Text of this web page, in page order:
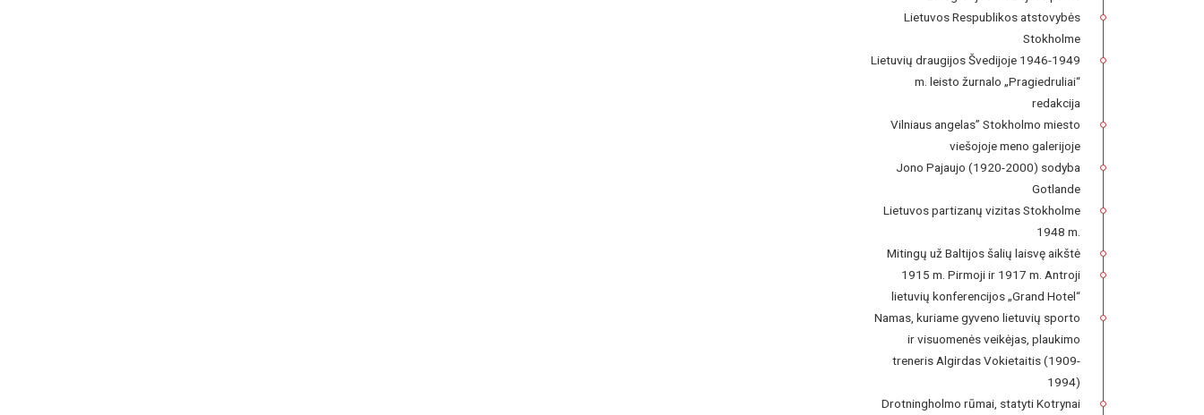
Lietuvos Respublikos atstovybės
Stokholme
Lietuvių draugijos Švedijoje 1946-1949
m. leisto žurnalo „Pragiedruliai“
redakcija
Vilniaus angelas” Stokholmo miesto
viešojoje meno galerijoje
Jono Pajaujo (1920-2000) sodyba
Gotlande
Lietuvos partizanų vizitas Stokholme
1948 m.
Mitingų už Baltijos šalių laisvę aikštė
1915 m. Pirmoji ir 1917 m. Antroji
lietuvių konferencijos „Grand Hotel“
Namas, kuriame gyveno lietuvių sporto
ir visuomenės veikėjas, plaukimo
treneris Algirdas Vokietaitis (1909-
1994)
Drotningholmo rūmai, statyti Kotrynai